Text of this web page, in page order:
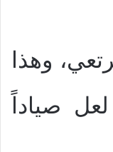
وهذا
صياداً